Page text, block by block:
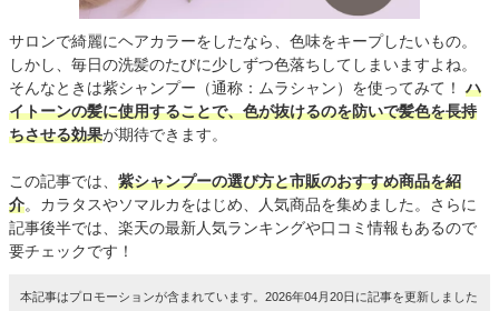
サロンで綺麗にヘアカラーをしたなら、色味をキープしたいもの。
しかし、毎日の洗髪のたびに少しずつ色落ちしてしまいますよね。
そんなときは紫シャンプー（通称：ムラシャン）を使ってみて！ハ
イトーンの髪に使用することで、色が抜けるのを防いで髪色を長持
ちさせる効果が期待できます。
この記事では、 紫シャンプーの選び方と市販のおすすめ商品を紹
介。カラタスやソマルカをはじめ、人気商品を集めました。さらに
記事後半では、楽天の最新人気ランキングや口コミ情報もあるので
要チェックです！
本記事はプロモーションが含まれています。2026年04月20日に記事を更新しました